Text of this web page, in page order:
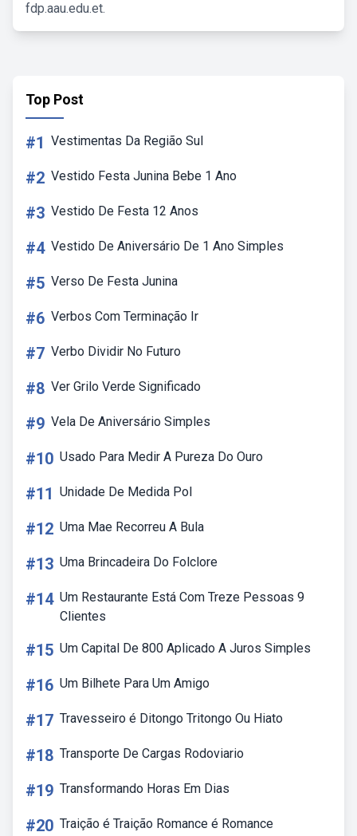
fdp.aau.edu.et.
Top Post
#1 Vestimentas Da Região Sul
#2 Vestido Festa Junina Bebe 1 Ano
#3 Vestido De Festa 12 Anos
#4 Vestido De Aniversário De 1 Ano Simples
#5 Verso De Festa Junina
#6 Verbos Com Terminação Ir
#7 Verbo Dividir No Futuro
#8 Ver Grilo Verde Significado
#9 Vela De Aniversário Simples
#10 Usado Para Medir A Pureza Do Ouro
#11 Unidade De Medida Pol
#12 Uma Mae Recorreu A Bula
#13 Uma Brincadeira Do Folclore
#14 Um Restaurante Está Com Treze Pessoas 9
Clientes
#15 Um Capital De 800 Aplicado A Juros Simples
#16 Um Bilhete Para Um Amigo
#17 Travesseiro é Ditongo Tritongo Ou Hiato
#18 Transporte De Cargas Rodoviario
#19 Transformando Horas Em Dias
#20 Traição é Traição Romance é Romance